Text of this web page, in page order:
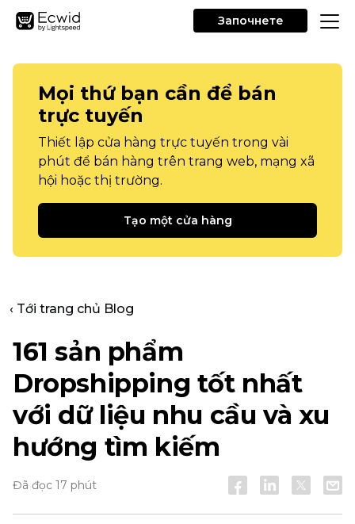
Започнете
Mọi thứ bạn cần để bán
trực tuyến
Thiết lập cửa hàng trực tuyến trong vài
phút để bán hàng trên trang web, mạng xã
hội hoặc thị trường.
Tạo một cửa hàng
‹ Tới trang chủ Blog
161 sản phẩm
Dropshipping tốt nhất
với dữ liệu nhu cầu và xu
hướng tìm kiếm
Đã đọc 17 phút